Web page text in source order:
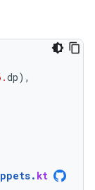
dp),
. kt